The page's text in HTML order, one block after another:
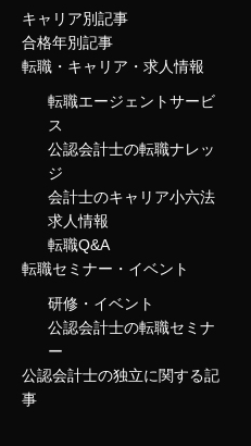
キャリア別記事
合格年別記事
転職・キャリア・求人情報
転職エージェントサービ
ス
公認会計士の転職ナレッ
ジ
会計士のキャリア小六法
求人情報
転職Q&A
転職セミナー・イベント
研修・イベント
公認会計士の転職セミナ
ー
公認会計士の独立に関する記
事